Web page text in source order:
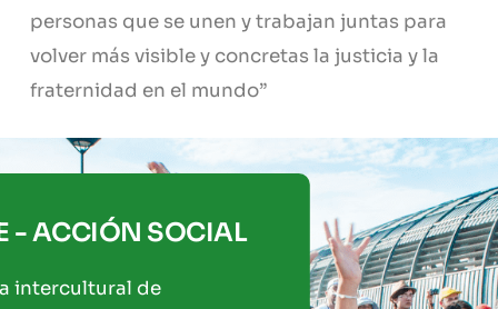
personas que se unen y trabajan juntas para
volver más visible y concretas la justicia y la
fraternidad en el mundo”
- ACCIÓN SOCIAL
intercultural de